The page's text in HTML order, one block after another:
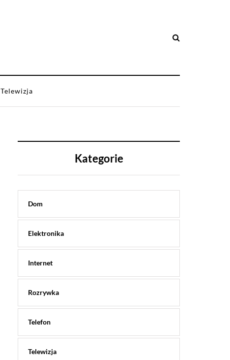
Telewizja
Kategorie
Dom
Elektronika
Internet
Rozrywka
Telefon
Telewizja